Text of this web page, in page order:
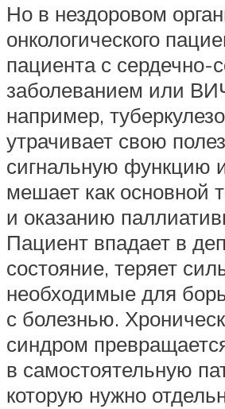
Но в нездоровом
онкологического
пациента с сердечно-
заболеванием или
например,
утрачивает свою
сигнальную функцию
мешает как основной
и оказанию
Пациент впадает в
состояние, теряет
необходимые для
с болезнью.
синдром
в самостоятельную
которую нужно